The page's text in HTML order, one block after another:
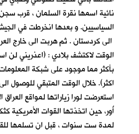
نائية اسمها نقرة السلمان ، قرب
السياسيين. و بعدها انخرطت في
الى كردستان . ثم هربت الى خارج
الوقت لاكتشف بلادي : (اعذريني لن
بأكثر مما موجود على شبكة
اكثر). خلال الوقت المتبقي للوصول
استعرضت لورا زياراتها لمواقع العراق
أُور، حين اتخذتها القوات الأمريكية
لمدة ست سنوات ، قبل ان تسلمها